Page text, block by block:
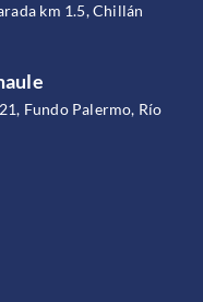
km 1.5, Chillán
Fundo Palermo, Río